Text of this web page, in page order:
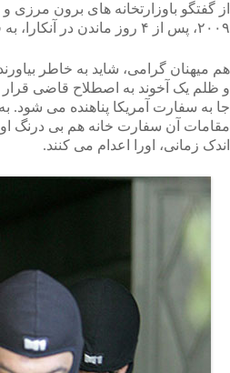
۲۰۰۹، پس از ۴ روز ماندن در آنکارا، به فرودگاه برده، و با سلام و صلوات روانه آمریکا می کنند.
و ظلم یک آخوند به اصطلاح قاضی قرار
جا به سفارت آمریکا پناهنده می شود.
مقامات آن سفارت خانه هم بی درنگ
اندک زمانی، اورا اعدام می کنند.